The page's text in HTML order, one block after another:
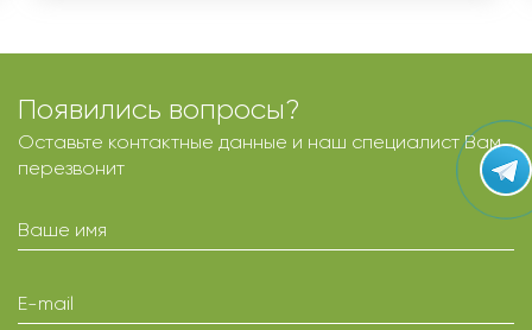
Появились вопросы?
Оставьте контактные данные и наш специалист Вам
перезвонит
Ваше имя
E-mail